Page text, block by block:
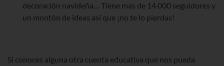
decoración navideña… Tiene más de 14.000 seguidores y
un montón de ideas así que ¡no te lo pierdas!
Si conoces alguna otra cuenta educativa que nos pueda